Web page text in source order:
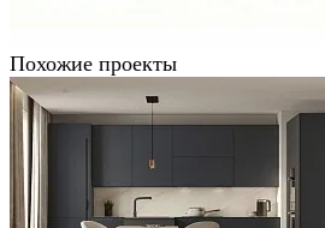
Похожие проекты